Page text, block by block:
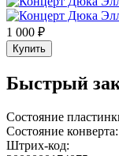
1 000 ₽
Купить
Быстрый
Состояние
Состояние конверта:
Штрих-код: